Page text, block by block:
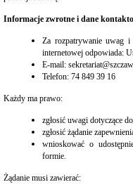
przetargów
na
nieruchomości
Wybory
WYBORY
PREZYDENTA
RP
-
ARCHIWUM
Poradnik
interesanta
Bon
Informacje zwrotne i dane
Za rozpatrywanie uwag
internetowej odpowiada:
E-mail:
Telefon: 74 849 39 16
Każdy ma prawo:
zgłosić uwagi dotyczące
zgłosić żądanie
wnioskować o
formie.
Żądanie musi zawierać: